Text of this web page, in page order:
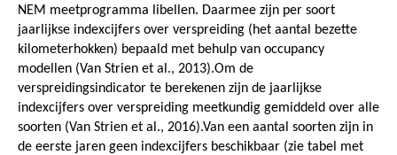
NEM meetprogramma libellen. Daarmee zijn per soort
jaarlijkse indexcijfers over verspreiding (het aantal bezette
kilometerhokken) bepaald met behulp van occupancy
modellen (Van Strien et al., 2013).Om de
verspreidingsindicator te berekenen zijn de jaarlijkse
indexcijfers over verspreiding meetkundig gemiddeld over alle
soorten (Van Strien et al., 2016).Van een aantal soorten zijn in
de eerste jaren geen indexcijfers beschikbaar (zie tabel met